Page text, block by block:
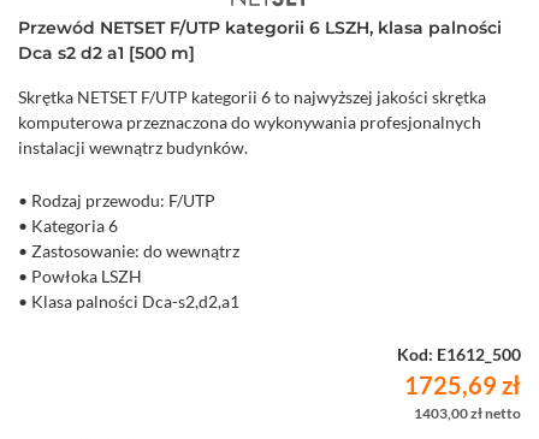
Przewód NETSET F/UTP kategorii 6 LSZH, klasa palności
Dca s2 d2 a1 [500 m]
Skrętka NETSET F/UTP kategorii 6 to najwyższej jakości skrętka
komputerowa przeznaczona do wykonywania profesjonalnych
instalacji wewnątrz budynków.
• Rodzaj przewodu: F/UTP
• Kategoria 6
• Zastosowanie: do wewnątrz
• Powłoka LSZH
• Klasa palności Dca-s2,d2,a1
Kod: E1612_500
1725,69 zł
1403,00 zł netto